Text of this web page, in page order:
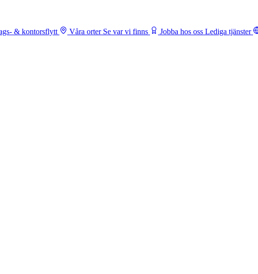
& kontorsflytt Våra orter Se var vi finns Jobba hos oss Lediga tjänster